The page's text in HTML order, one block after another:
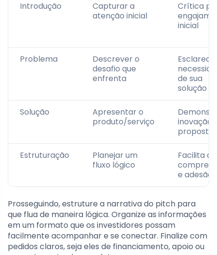
Introdução
Capturar a
atenção inicial
Crítica
inicial
Problema
Descrever o
desafio que
enfrenta
de sua
solução
Solução
Apresentar o
produto/serviço
inovação
proposta
Estruturação
Planejar um
fluxo lógico
Facilita a
e adesão
Prosseguindo, estruture a narrativa do pitch para
que flua de maneira lógica. Organize as informações
em um formato que os investidores possam
facilmente acompanhar e se conectar. Finalize com
pedidos claros, seja eles de financiamento, apoio ou